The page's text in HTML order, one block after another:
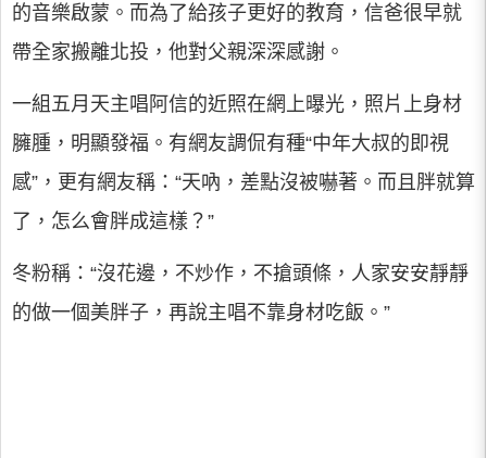
的音樂啟蒙。而為了給孩子更好的教育，信爸很早就
帶全家搬離北投，他對父親深深感謝。
一組五月天主唱阿信的近照在網上曝光，照片上身材
臃腫，明顯發福。有網友調侃有種“中年大叔的即視
感”，更有網友稱：“天吶，差點沒被嚇著。而且胖就算
了，怎么會胖成這樣？”
冬粉稱：“沒花邊，不炒作，不搶頭條，人家安安靜靜
的做一個美胖子，再說主唱不靠身材吃飯。”